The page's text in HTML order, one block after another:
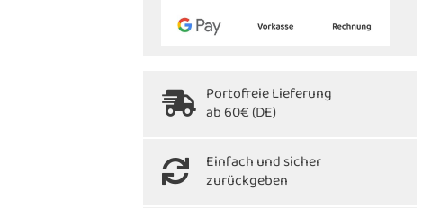
Portofreie Lieferung
ab 60€ (DE)
Einfach und sicher
zurückgeben